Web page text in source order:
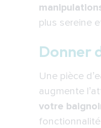
plus sereine
Donner
Une pièce
augmente
votre